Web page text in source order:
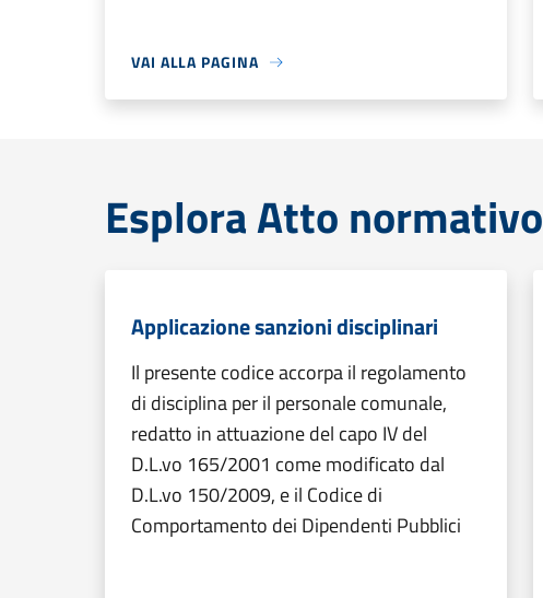
VAI ALLA PAGINA
Esplora Atto normativo
Applicazione sanzioni disciplinari
Il presente codice accorpa il regolamento
di disciplina per il personale comunale,
redatto in attuazione del capo IV del
D.L.vo 165/2001 come modificato dal
D.L.vo 150/2009, e il Codice di
Comportamento dei Dipendenti Pubblici